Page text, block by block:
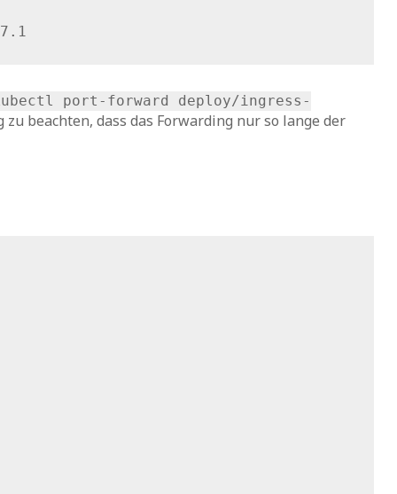
port-forward deploy/ingress-
beachten, dass das Forwarding nur so lange der